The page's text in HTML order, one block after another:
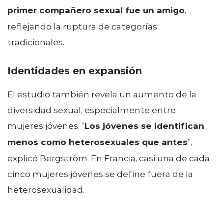
primer compañero sexual fue un amigo,
reflejando la ruptura de categorías
tradicionales.
Identidades en expansión
El estudio también revela un aumento de la
diversidad sexual, especialmente entre
mujeres jóvenes. “Los jóvenes se identifican
menos como heterosexuales que antes”,
explicó Bergström. En Francia, casi una de cada
cinco mujeres jóvenes se define fuera de la
heterosexualidad.